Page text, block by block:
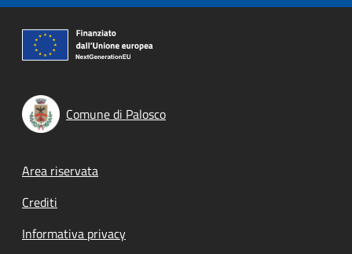
Comune di Palosco
Footer menu
Area riservata
Crediti
Informativa privacy